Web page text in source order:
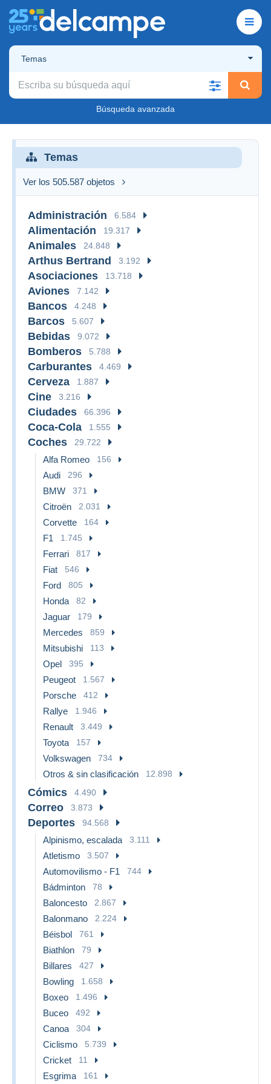
Temas
Búsqueda avanzada
Temas
Ver los 505.587 objetos
Administración 6.584
Alimentación 19.317
Animales 24.848
Arthus Bertrand 3.192
Asociaciones 13.718
Aviones 7.142
Bancos 4.248
Barcos 5.607
Bebidas 9.072
Bomberos 5.788
Carburantes 4.469
Cerveza 1.887
Cine 3.216
Ciudades 66.396
Coca-Cola 1.555
Coches 29.722
Alfa Romeo 156
Audi 296
BMW 371
Citroën 2.031
Corvette 164
F1 1.745
Ferrari 817
Fiat 546
Ford 805
Honda 82
Jaguar 179
Mercedes 859
Mitsubishi 113
Opel 395
Peugeot 1.567
Porsche 412
Rallye 1.946
Renault 3.449
Toyota 157
Volkswagen 734
Otros & sin clasificación 12.898
Cómics 4.490
Correo 3.873
Deportes 94.568
Alpinismo, escalada 3.111
Atletismo 3.507
Automovilismo - F1 744
Bádminton 78
Baloncesto 2.867
Balonmano 2.224
Béisbol 761
Biathlon 79
Billares 427
Bowling 1.658
Boxeo 1.496
Buceo 492
Canoa 304
Ciclismo 5.739
Cricket 11
Esgrima 161